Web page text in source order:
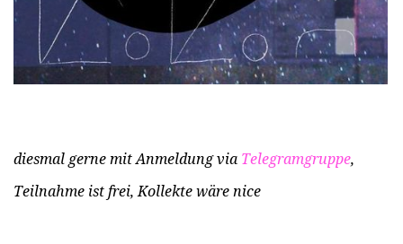
diesmal gerne mit Anmeldung via Telegramgruppe,
Teilnahme ist frei, Kollekte wäre nice